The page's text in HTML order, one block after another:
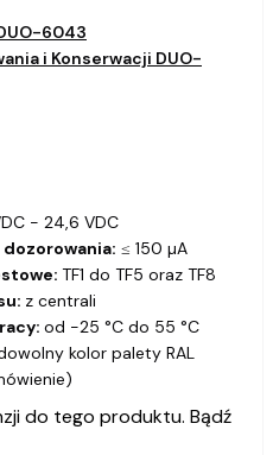
6043
i Konserwacji DUO-
- 24,6 VDC
≤ 150 µA
TF1 do TF5 oraz TF8
z centrali
od -25 °C do 55 °C
kolor palety RAL
do tego produktu. Bądź